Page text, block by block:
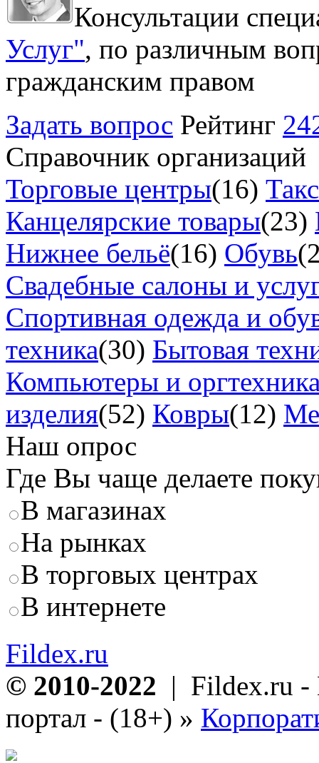
Консультации
Услуг", по различным
гражданским правом
Задать вопрос Рейтинг
Справочник организаций
Торговые центры(16)
Канцелярские товары(23)
Нижнее бельё(16) Обувь
Свадебные салоны и
Спортивная одежда и
техника(30) Бытовая
Компьютеры и
изделия(52) Ковры(12)
Наш опрос
Где Вы чаще делаете
В магазинах
На рынках
В торговых центрах
В интернете
Fildex.ru
© 2010-2022 | Fildex.ru -
портал - (18+) »